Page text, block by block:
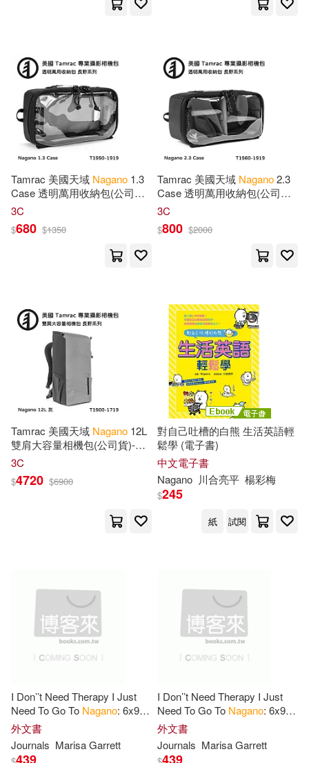
Tamrac 美國天域 Nagano 1.3
Case 透明萬用收納包(公司貨)
T1550-1919
3C
$680 $1350
Tamrac 美國天域 Nagano2.3
Case 透明萬用收納包(公司貨)
T1560-1919
3C
$800 $2000
Tamrac 美國天域 Nagano 12L
雙肩大容量相機包(公司貨)-水
泥灰 T1500-1719
3C
$4720 $6900
對自己吐槽的白熊 生活英語輕
鬆學 (電子書)
中文電子書
Nagano 川合亮平 楊彩梅
$245
紙 試閱
I Don’’t Need Therapy I Just
Need To Go To Nagano: 6x9"
Dot Bullet Travel Stamps
Notebook/Journal Funny Gift
Idea For
外文書
Journals Marisa Garrett
I Don’’t Need Therapy I Just
Need To Go To Nagano: 6x9"
Lined Travel Stamps
Notebook/Journal Funny Gift
Idea For
外文書
Journals Marisa Garrett